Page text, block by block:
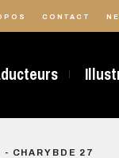
CONTACT
- CHARYBDE 27